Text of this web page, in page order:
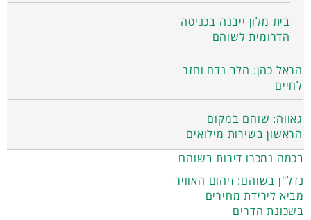
בית מלון ייבנה בכניסה
הדרומית לשוהם
הראל כהן: הלב נדם וחזר
לחיים
גאווה: שוהם במקום
הראשון בשירות מילואים
בכמה נמכרו דירות בשוהם
נדל"ן בשוהם: זיהום האוויר
מביא לירידת מחירים
בשכונת הדרים